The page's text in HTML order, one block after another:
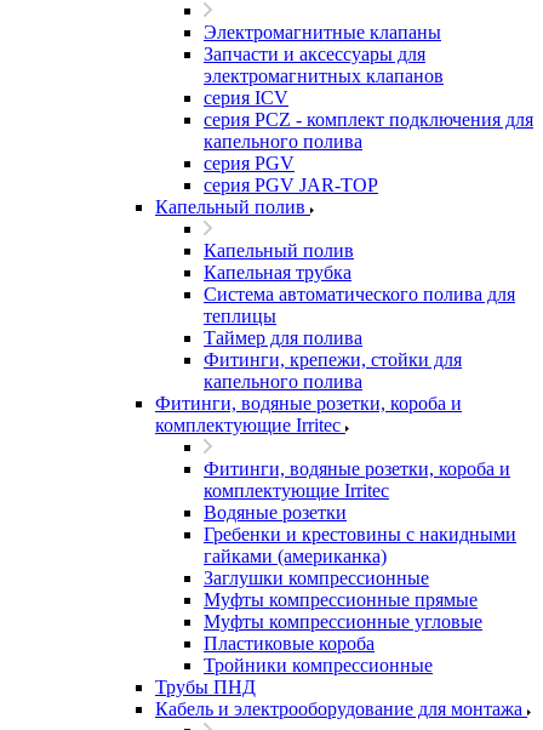
Электромагнитные клапаны
Запчасти и аксессуары для
электромагнитных клапанов
серия ICV
серия PCZ - комплект подключения для
капельного полива
серия PGV
серия PGV JAR-TOP
Капельный полив
Капельный полив
Капельная трубка
Система автоматического полива для
теплицы
Таймер для полива
Фитинги, крепежи, стойки для
капельного полива
Фитинги, водяные розетки, короба и
комплектующие Irritec
Фитинги, водяные розетки, короба и
комплектующие Irritec
Водяные розетки
Гребенки и крестовины с накидными
гайками (американка)
Заглушки компрессионные
Муфты компрессионные прямые
Муфты компрессионные угловые
Пластиковые короба
Тройники компрессионные
Трубы ПНД
Кабель и электрооборудование для монтажа